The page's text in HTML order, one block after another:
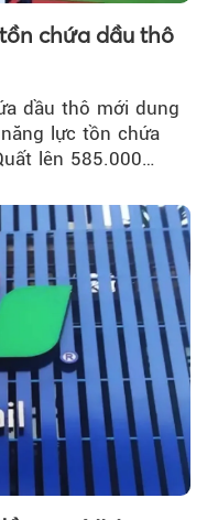
chứa dầu thô
dầu thô mới dung
lực tồn chứa
lên 585.000